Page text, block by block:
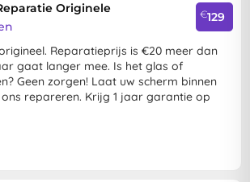
Originele
€129
Reparatieprijs is €20 meer dan
gaat langer mee. Is het glas of
Geen zorgen! Laat uw scherm binnen
repareren. Krijg 1 jaar garantie op